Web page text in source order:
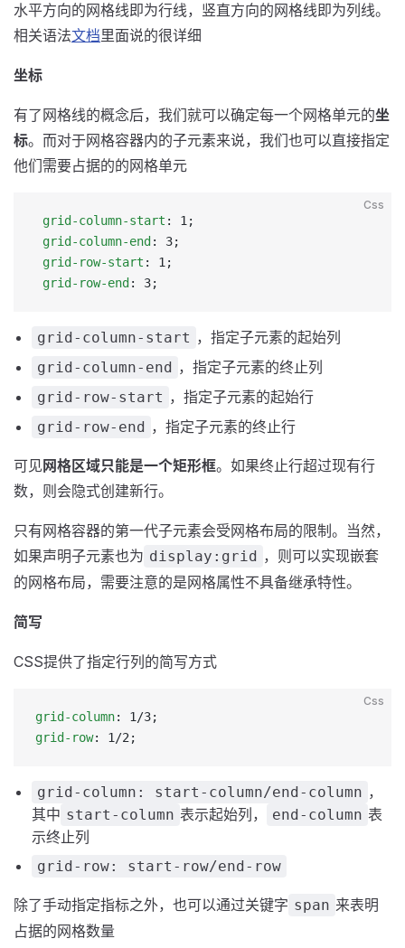
水平方向的网格线即为行线，竖直方向的网格线即为列线。
相关语法文档里面说的很详细
坐标
有了网格线的概念后，我们就可以确定每一个网格单元的坐
标。而对于网格容器内的子元素来说，我们也可以直接指定
他们需要占据的的网格单元
Css
grid-column-start : 1;
grid-column-end : 3;
grid-row-start : 1;
grid-row-end : 3;
grid-column-start ，指定子元素的起始列
grid-column-end ，指定子元素的终止列
grid-row-start ，指定子元素的起始行
grid-row-end ，指定子元素的终止行
可见 网格区域只能是一个矩形框。如果终止行超过现有行
数，则会隐式创建新行。
只有网格容器的第一代子元素会受网格布局的限制。当然，
如果声明子元素也为 display:grid ，则可以实现嵌套
的网格布局，需要注意的是网格属性不具备继承特性。
简写
CSS提供了指定行列的简写方式
Css
grid-column: 1/3;
grid-row: 1/2;
grid-column: start-column/end-column ，
其中 start-column 表示起始列， end-column 表
示终止列
grid-row: start-row/end-row
除了手动指定指标之外，也可以通过关键字 span 来表明
占据的网格数量